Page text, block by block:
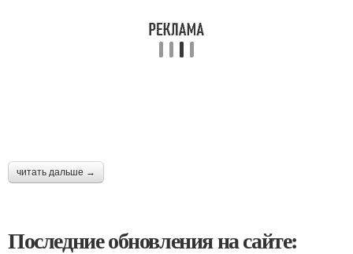
читать дальше →
Последние обновления на сайте: